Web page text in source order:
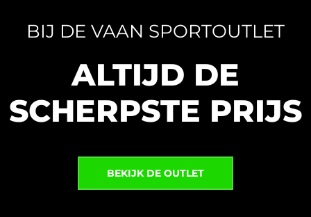
BIJ DE VAAN SPORTOUTLET
ALTIJD DE
SCHERPSTE PRIJS
BEKIJK DE OUTLET